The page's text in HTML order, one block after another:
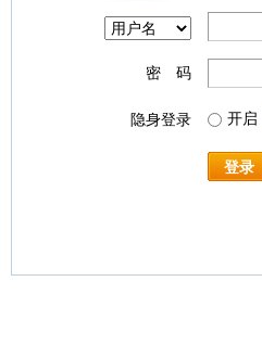
密 码
隐身登录 开启
登录